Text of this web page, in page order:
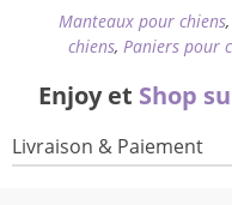
Manteaux pour chiens,
chiens, Paniers pour
Enjoy et Shop
Livraison & Paiement